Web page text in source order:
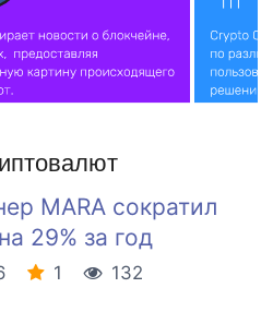
MARA сократил
29% за год
1
132